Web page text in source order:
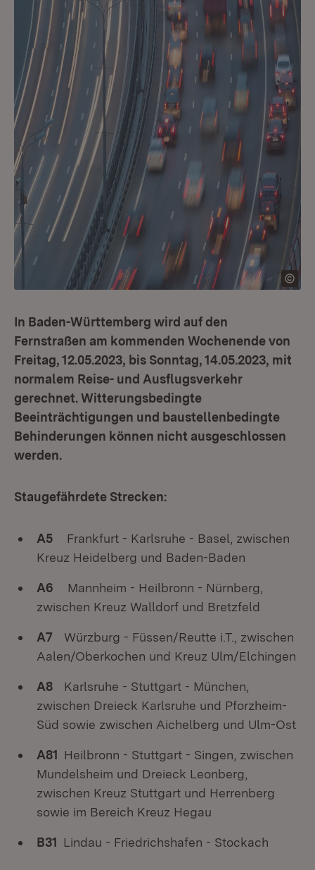
In Baden-Württemberg wird auf den
Fernstraßen am kommenden Wochenende von
Freitag, 12.05.2023, bis Sonntag, 14.05.2023, mit
normalem Reise- und Ausflugsverkehr
gerechnet. Witterungsbedingte
Beeinträchtigungen und baustellenbedingte
Behinderungen können nicht ausgeschlossen
werden.
Staugefährdete Strecken:
A5 Frankfurt - Karlsruhe - Basel, zwischen
Kreuz Heidelberg und Baden-Baden
A6 Mannheim - Heilbronn - Nürnberg,
zwischen Kreuz Walldorf und Bretzfeld
A7 Würzburg - Füssen/Reutte i.T., zwischen
Aalen/Oberkochen und Kreuz Ulm/Elchingen
A8 Karlsruhe - Stuttgart - München,
zwischen Dreieck Karlsruhe und Pforzheim-
Süd sowie zwischen Aichelberg und Ulm-Ost
A81 Heilbronn - Stuttgart - Singen, zwischen
Mundelsheim und Dreieck Leonberg,
zwischen Kreuz Stuttgart und Herrenberg
sowie im Bereich Kreuz Hegau
B31 Lindau - Friedrichshafen - Stockach